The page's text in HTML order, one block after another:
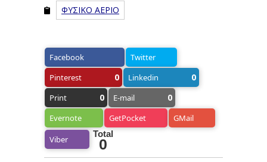
ΦΥΣΙΚΟ ΑΕΡΙΟ
Facebook
Twitter
Pinterest
0 Linkedin 0
Print 0 E-mail 0
Evernote GetPocket GMail
Viber
Total
0